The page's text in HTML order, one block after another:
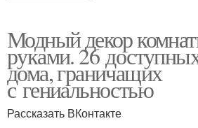
Модный декор
руками. 26
дома, граничащих
с гениальностью
Рассказать ВКонтакте